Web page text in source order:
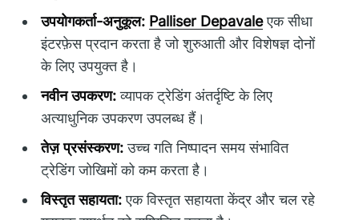
उपयोगकर्ता-अनुकूल: Palliser Depavaleएक सीधा
इंटरफ़ेस प्रदान करता है जो शुरुआती और विशेषज्ञ दोनों
के लिए उपयुक्त है।
नवीन उपकरण:व्यापक ट्रेडिंग अंतर्दृष्टि के लिए
अत्याधुनिक उपकरण उपलब्ध हैं।
तेज़ प्रसंस्करण:उच्च गति निष्पादन समय संभावित
ट्रेडिंग जोखिमों को कम करता है।
विस्तृत सहायता:एक विस्तृत सहायता केंद्र और चल रहे